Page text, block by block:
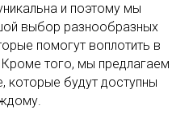
и поэтому мы
выбор разнообразных
помогут воплотить в
того, мы предлагаем
которые будут доступны